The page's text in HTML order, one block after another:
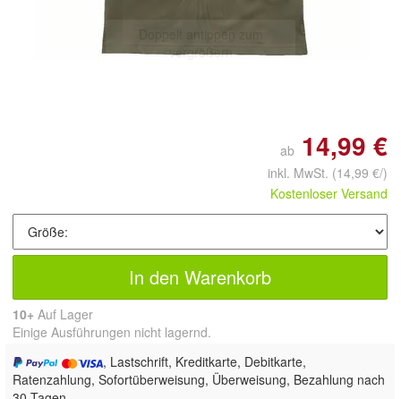
Doppelt antippen zum
vergrößern
ab 14,99 €
inkl. MwSt. (14,99 €/)
Kostenloser Versand
In den Warenkorb
10+ Auf Lager
Einige Ausführungen nicht lagernd.
, Lastschrift, Kreditkarte, Debitkarte,
Ratenzahlung, Sofortüberweisung, Überweisung, Bezahlung nach